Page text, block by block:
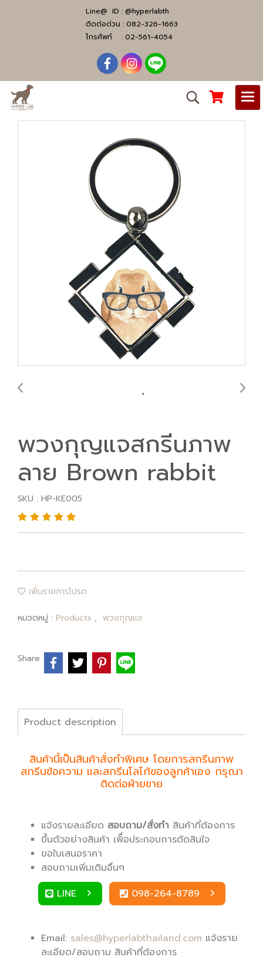
Line@ ID : @hyperlabth
ติดต่อด่วน : 082-326-1663
โทรศัพท์ : 02-561-4054
พวงกุญแจสกรีนภาพ
ลาย Brown rabbit
SKU : HP-KE005
เพิ่มรายการโปรด
หมวดหมู่ : Products , พวงกุญแจ
Share
Product description
สินค้านี้เป็นสินค้าสั่งทำพิเศษ โดยการสกรีนภาพ
สกรีนข้อความ และสกรีนโลโก้ของลูกค้าเอง กรุณา
ติดต่อฝ่ายขาย
แจ้งรายละเอียด สอบถาม/สั่งทำ สินค้าที่ต้องการ
ขึ้นตัวอย่างสินค้า เพิื่อประกอบการตัดสินใจ
ขอใบเสนอราคา
สอบถามเพิ่มเติมอื่นๆ
LINE
098-264-8789
Email: sales@hyperlabthailand.com แจ้งราย
ละเอียด/สอบถาม สินค้าที่ต้องการ